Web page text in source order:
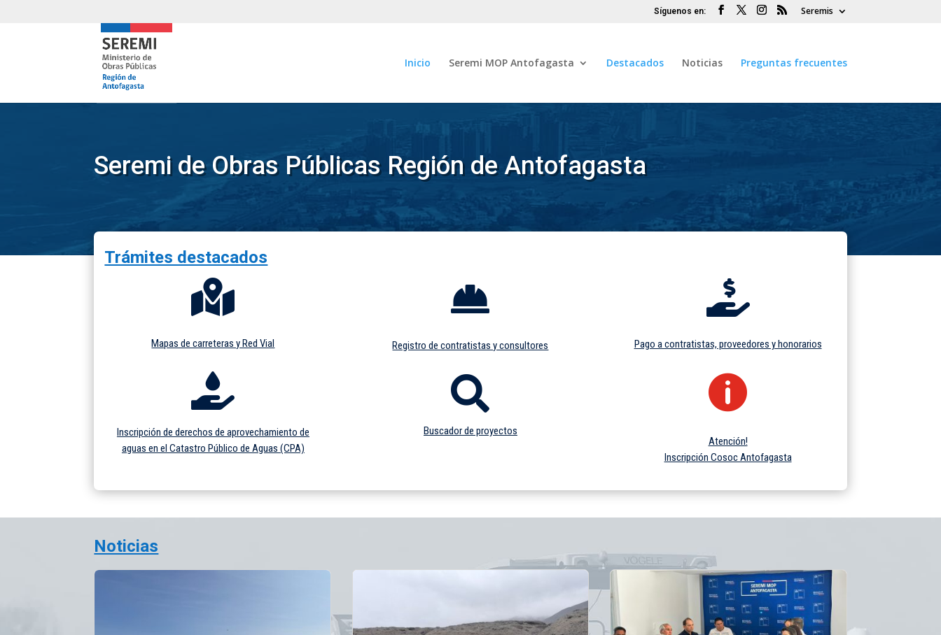
Seremis
Inicio Seremi MOP Antofagasta Destacados Noticias Preguntas frecuentes
Seremi de Obras Públicas Región de Antofagasta
Trámites destacados

Mapas de carreteras y Red Vial

Inscripción de derechos de aprovechamiento de
aguas en el Catastro Público de Aguas (CPA)

Registro de contratistas y consultores

Buscador de proyectos

Pago a contratistas, proveedores y honorarios

Atención!
Inscripción Cosoc Antofagasta
Noticias